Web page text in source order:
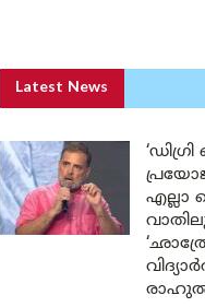
Latest News
എല്ലാ
രാഹുൽ